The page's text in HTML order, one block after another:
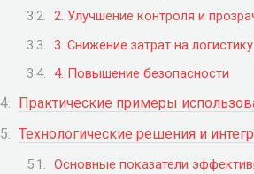
2. Улучшение контроля и
3. Снижение затрат на логистику
4. Повышение безопасности
Практические примеры
Технологические решения и
Основные показатели